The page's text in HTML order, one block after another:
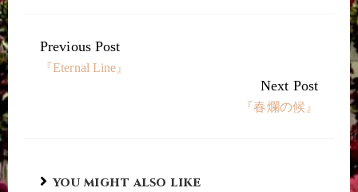
Continue
Reading
Previous Post
『Eternal Line』
Next Post
『春爛の候』
YOU MIGHT ALSO LIKE